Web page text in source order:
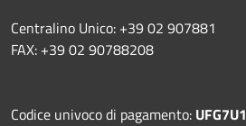
Centralino Unico: +39 02 907881
FAX: +39 02 90788208
Codice univoco di pagamento: UFG7U1